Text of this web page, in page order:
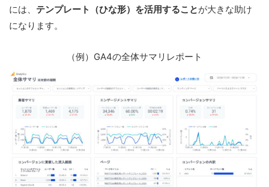
には、 テンプレート（ひな形）を活用することが大きな助け
になります。
（例）GA4の全体サマリレポート